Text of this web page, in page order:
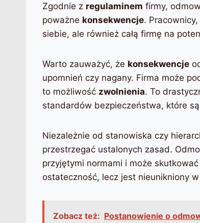
Zgodnie z regulaminem firmy,
poważne konsekwencje.
siebie, ale również całą firmę na
Warto zauważyć, że konsekwencje
upomnień czy nagany. Firma może
to możliwość zwolnienia. To
standardów bezpieczeństwa, które
Niezależnie od stanowiska czy
przestrzegać ustalonych zasad.
przyjętymi normami i może
ostateczność, lecz jest nieunikniony
Zobacz też: Postanowienie o